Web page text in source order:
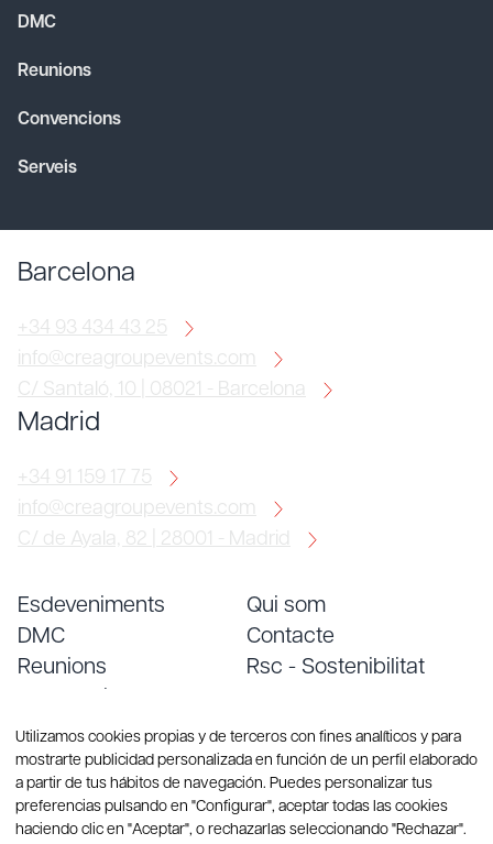
DMC
Reunions
Convencions
Serveis
Barcelona
+34 93 434 43 25
info@creagroupevents.com
C/ Santaló, 10 | 08021 - Barcelona
Madrid
+34 91 159 17 75
info@creagroupevents.com
C/ de Ayala, 82 | 28001 - Madrid
Esdeveniments
DMC
Reunions
Serveis
Qui som
Contacte
Rsc - Sostenibilitat
Blog
Utilizamos cookies propias y de terceros con fines analíticos y para
mostrarte publicidad personalizada en función de un perfil elaborado
a partir de tus hábitos de navegación. Puedes personalizar tus
preferencias pulsando en "Configurar", aceptar todas las cookies
haciendo clic en "Aceptar", o rechazarlas seleccionando "Rechazar".